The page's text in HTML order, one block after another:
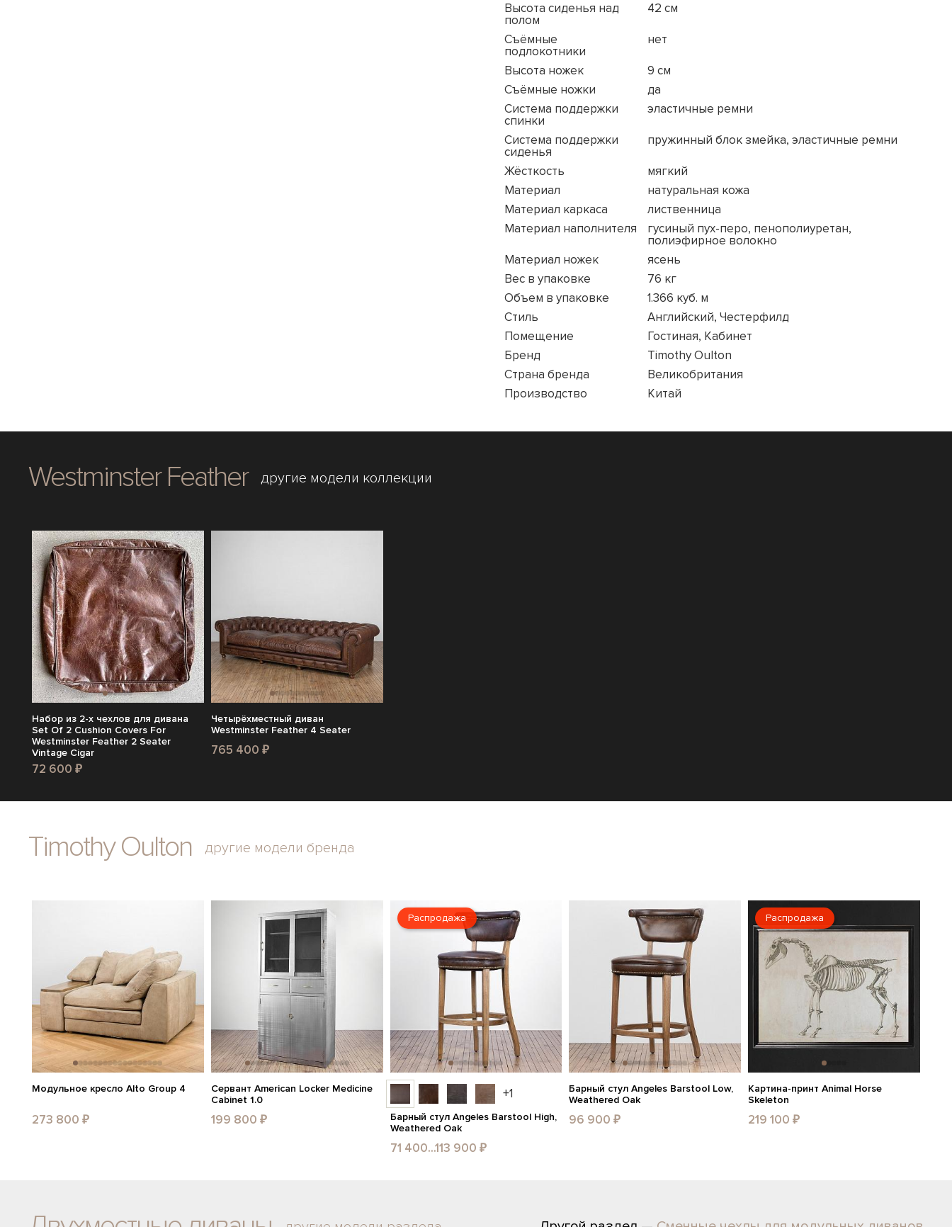
Высота сиденья над
полом
42 см
Съёмные
подлокотники
нет
Высота ножек
9 см
Съёмные ножки
да
Система поддержки
спинки
эластичные ремни
Система поддержки
сиденья
пружинный блок змейка, эластичные ремни
Жёсткость
мягкий
Материал
натуральная кожа
Материал каркаса
лиственница
Материал наполнителя
гусиный пух-перо, пенополиуретан,
полиэфирное волокно
Материал ножек
ясень
Вес в упаковке
76 кг
Объем в упаковке
1.366 куб. м
Стиль
Английский, Честерфилд
Помещение
Гостиная, Кабинет
Бренд
Timothy Oulton
Страна бренда
Великобритания
Производство
Китай
Westminster Feather другие модели коллекции
Набор из 2-х чехлов для дивана
Set Of 2 Cushion Covers For
Westminster Feather 2 Seater
Vintage Cigar
72 600 ₽
Четырёхместный диван
Westminster Feather 4 Seater
765 400 ₽
Timothy Oulton другие модели бренда
Модульное кресло Alto Group 4
273 800 ₽
Сервант American Locker Medicine
Cabinet 1.0
199 800 ₽
Распродажа
+1
Барный стул Angeles Barstool High,
Weathered Oak
71 400...113 900 ₽
Барный стул Angeles Barstool Low,
Weathered Oak
96 900 ₽
Распродажа
Картина-принт Animal Horse
Skeleton
219 100 ₽